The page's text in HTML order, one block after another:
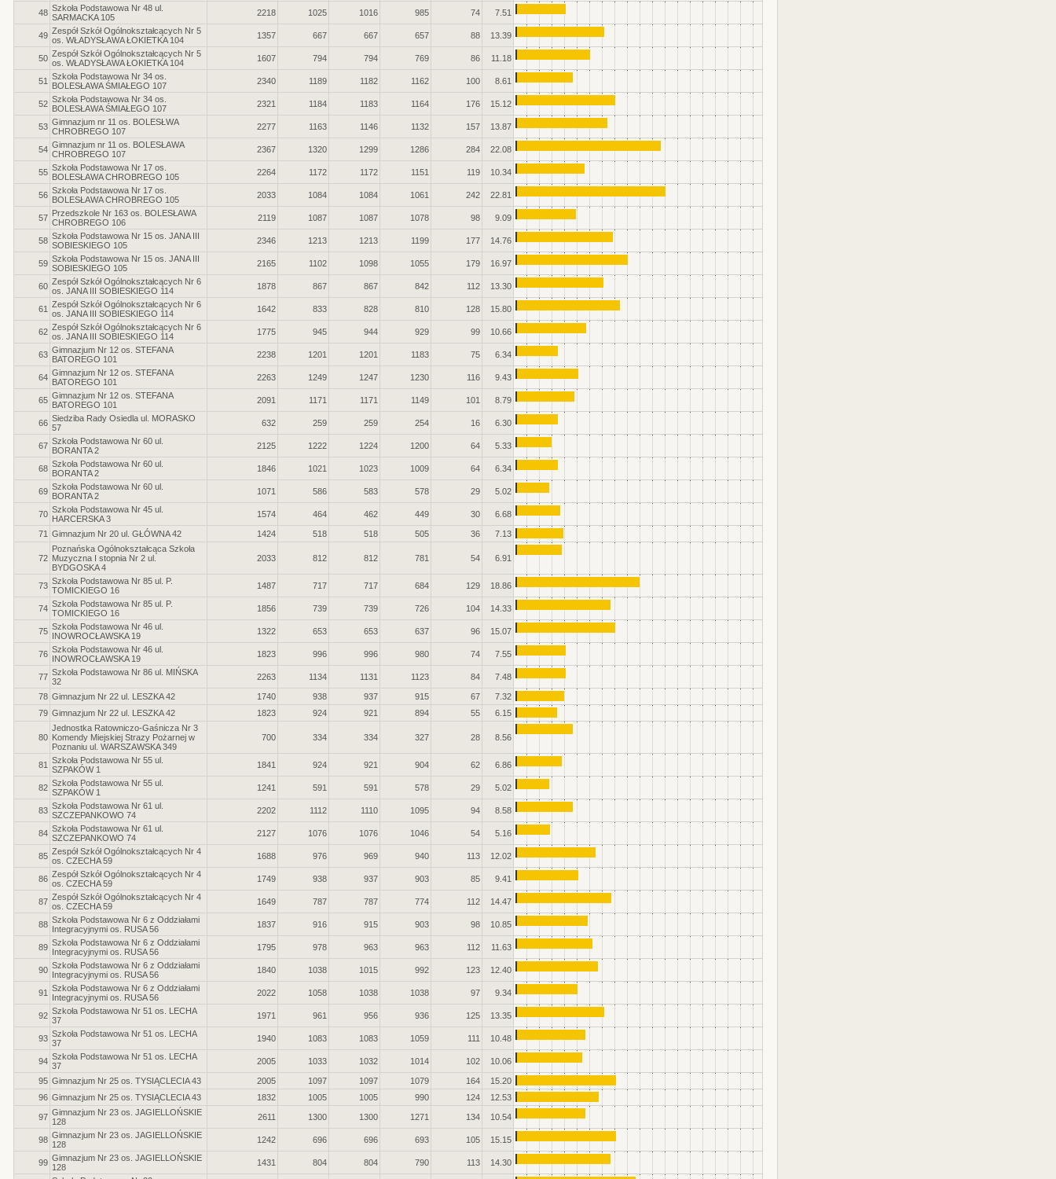
48 Szkoła Podstawowa Nr 48 ul.
SARMACKA 105
2218 1025 1016 985 74 7.51
49 Zespół Szkół Ogólnokształcących Nr 5
os. WŁADYSŁAWA ŁOKIETKA 104
1357 667 667 657 88 13.39
50 Zespół Szkół Ogólnokształcących Nr 5
os. WŁADYSŁAWA ŁOKIETKA 104
1607 794 794 769 86 11.18
51 Szkoła Podstawowa Nr 34 os.
BOLESŁAWA ŚMIAŁEGO 107
2340 1189 1182 1162 100 8.61
52 Szkoła Podstawowa Nr 34 os.
BOLESŁAWA ŚMIAŁEGO 107
2321 1184 1183 1164 176 15.12
53 Gimnazjum nr 11 os. BOLESŁWA
CHROBREGO 107
2277 1163 1146 1132 157 13.87
54 Gimnazjum nr 11 os. BOLESŁAWA
CHROBREGO 107
2367 1320 1299 1286 284 22.08
55 Szkoła Podstawowa Nr 17 os.
BOLESŁAWA CHROBREGO 105
2264 1172 1172 1151 119 10.34
56 Szkoła Podstawowa Nr 17 os.
BOLESŁAWA CHROBREGO 105
2033 1084 1084 1061 242 22.81
57 Przedszkole Nr 163 os. BOLESŁAWA
CHROBREGO 106
2119 1087 1087 1078 98 9.09
58 Szkoła Podstawowa Nr 15 os. JANA III
SOBIESKIEGO 105
2346 1213 1213 1199 177 14.76
59 Szkoła Podstawowa Nr 15 os. JANA III
SOBIESKIEGO 105
2165 1102 1098 1055 179 16.97
60 Zespół Szkół Ogólnokształcących Nr 6
os. JANA III SOBIESKIEGO 114
1878 867 867 842 112 13.30
61 Zespół Szkół Ogólnokształcących Nr 6
os. JANA III SOBIESKIEGO 114
1642 833 828 810 128 15.80
62 Zespół Szkół Ogólnokształcących Nr 6
os. JANA III SOBIESKIEGO 114
1775 945 944 929 99 10.66
63 Gimnazjum Nr 12 os. STEFANA
BATOREGO 101
2238 1201 1201 1183 75 6.34
64 Gimnazjum Nr 12 os. STEFANA
BATOREGO 101
2263 1249 1247 1230 116 9.43
65 Gimnazjum Nr 12 os. STEFANA
BATOREGO 101
2091 1171 1171 1149 101 8.79
66 Siedziba Rady Osiedla ul. MORASKO
57
632 259 259 254 16 6.30
67 Szkoła Podstawowa Nr 60 ul.
BORANTA 2
2125 1222 1224 1200 64 5.33
68 Szkoła Podstawowa Nr 60 ul.
BORANTA 2
1846 1021 1023 1009 64 6.34
69 Szkoła Podstawowa Nr 60 ul.
BORANTA 2
1071 586 583 578 29 5.02
70 Szkoła Podstawowa Nr 45 ul.
HARCERSKA 3
1574 464 462 449 30 6.68
71 Gimnazjum Nr 20 ul. GŁÓWNA 42 1424 518 518 505 36 7.13
72
Poznańska Ogólnokształcąca Szkoła
Muzyczna I stopnia Nr 2 ul.
BYDGOSKA 4
2033 812 812 781 54 6.91
73 Szkoła Podstawowa Nr 85 ul. P.
TOMICKIEGO 16
1487 717 717 684 129 18.86
74 Szkoła Podstawowa Nr 85 ul. P.
TOMICKIEGO 16
1856 739 739 726 104 14.33
75 Szkoła Podstawowa Nr 46 ul.
INOWROCŁAWSKA 19
1322 653 653 637 96 15.07
76 Szkoła Podstawowa Nr 46 ul.
INOWROCŁAWSKA 19
1823 996 996 980 74 7.55
77 Szkoła Podstawowa Nr 86 ul. MIŃSKA
32
2263 1134 1131 1123 84 7.48
78 Gimnazjum Nr 22 ul. LESZKA 42 1740 938 937 915 67
7.32
79 Gimnazjum Nr 22 ul. LESZKA 42 1823 924 921 894 55 6.15
80
Jednostka Ratowniczo-Gaśnicza Nr 3
Komendy Miejskiej Strazy Pożarnej w
Poznaniu ul. WARSZAWSKA 349
700 334 334 327 28 8.56
81 Szkoła Podstawowa Nr 55 ul.
SZPAKÓW 1
1841 924 921 904 62 6.86
82 Szkoła Podstawowa Nr 55 ul.
SZPAKÓW 1
1241 591 591 578 29 5.02
83 Szkoła Podstawowa Nr 61 ul.
SZCZEPANKOWO 74
2202 1112 1110 1095 94 8.58
84 Szkoła Podstawowa Nr 61 ul.
SZCZEPANKOWO 74
2127 1076 1076 1046 54 5.16
85 Zespół Szkół Ogólnokształcących Nr 4
os. CZECHA 59
1688 976 969 940 113 12.02
86 Zespół Szkół Ogólnokształcących Nr 4
os. CZECHA 59
1749 938 937 903 85 9.41
87 Zespół Szkół Ogólnokształcących Nr 4
os. CZECHA 59
1649 787 787 774 112 14.47
88 Szkoła Podstawowa Nr 6 z Oddziałami
Integracyjnymi os. RUSA 56
1837 916 915 903 98 10.85
89 Szkoła Podstawowa Nr 6 z Oddziałami
Integracyjnymi os. RUSA 56
1795 978 963 963 112 11.63
90 Szkoła Podstawowa Nr 6 z Oddziałami
Integracyjnymi os. RUSA 56
1840 1038 1015 992 123 12.40
91 Szkoła Podstawowa Nr 6 z Oddziałami
Integracyjnymi os. RUSA 56
2022 1058 1038 1038 97 9.34
92 Szkoła Podstawowa Nr 51 os. LECHA
37
1971 961 956 936 125 13.35
93 Szkoła Podstawowa Nr 51 os. LECHA
37
1940 1083 1083 1059 111 10.48
94 Szkoła Podstawowa Nr 51 os. LECHA
37
2005 1033 1032 1014 102 10.06
95 Gimnazjum Nr 25 os. TYSIĄCLECIA 43 2005 1097 1097 1079 164
15.20
96 Gimnazjum Nr 25 os. TYSIĄCLECIA 43 1832 1005 1005 990 124 12.53
97 Gimnazjum Nr 23 os. JAGIELLOŃSKIE
128
2611 1300 1300 1271 134 10.54
98 Gimnazjum Nr 23 os. JAGIELLOŃSKIE
128
1242 696 696 693 105 15.15
99 Gimnazjum Nr 23 os. JAGIELLOŃSKIE
128
1431 804 804 790 113
14.30